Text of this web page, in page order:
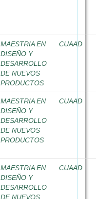
MAESTRIA EN
DISEÑO Y
DESARROLLO
DE NUEVOS
PRODUCTOS
CUAAD
MAESTRIA EN
DISEÑO Y
DESARROLLO
DE NUEVOS
PRODUCTOS
CUAAD
MAESTRIA EN
DISEÑO Y
DESARROLLO
DE NUEVOS
CUAAD